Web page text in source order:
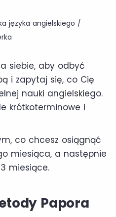
języka angielskiego /
siebie, aby odbyć
i zapytaj się, co Cię
nauki angielskiego.
krótkoterminowe i
co chcesz osiągnąć
miesiąca, a następnie
miesiące.
Papora